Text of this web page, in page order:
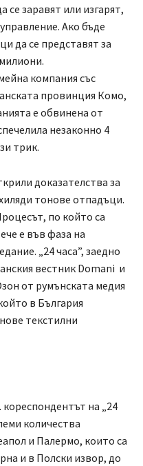
се заравят или изгарят,
Ако бъде
да се представят за
компания със
провинция Комо,
е обвинена от
незаконно 4
трик.
доказателства за
тонове отпадъци.
по който са
е във фаза на
„24 часа”, заедно
вестник Domani и
от румънската медия
в България
текстилни
на „24
количества
и Палермо, които са
и в Полски извор, до